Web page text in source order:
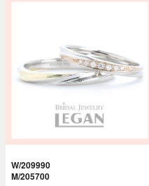
W/209990
M/205700